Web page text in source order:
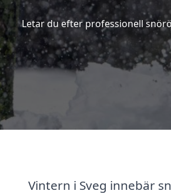
Letar du efter professionell
Vintern i Sveg innebär